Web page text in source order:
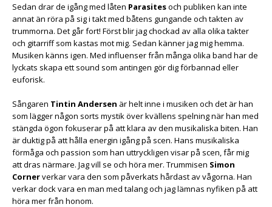
Sedan drar de igång med låten Parasitesoch publiken kan inte
annat än röra på sig i takt med båtens gungande och takten av
trummorna. Det går fort! Först blir jag chockad av alla olika takter
och gitarriff som kastas mot mig. Sedan känner jag mig hemma.
Musiken känns igen. Med influenser från många olika band har de
lyckats skapa ett sound som antingen gör dig förbannad eller
euforisk.
Sångaren Tintin Andersen är helt inne i musiken och det är han
som lägger någon sorts mystik över kvällens spelning när han med
stängda ögon fokuserar på att klara av den musikaliska biten. Han
är duktig på att hålla energin igång på scen. Hans musikaliska
förmåga och passion som han uttryckligen visar på scen, får mig
att dras närmare. Jag vill se och höra mer. Trummisen Simon
Cornerverkar vara den som påverkats hårdast av vågorna. Han
verkar dock vara en man med talang och jag lämnas nyfiken på att
höra mer från honom.